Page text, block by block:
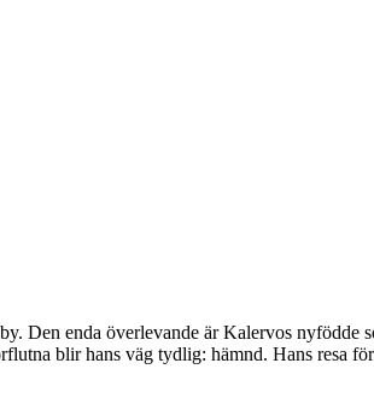
Den enda överlevande är Kalervos nyfödde
blir hans väg tydlig: hämnd. Hans resa